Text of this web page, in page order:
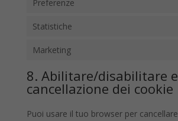
Preferenze
Statistiche
Marketing
8. Abilitare/disabilitare e
cancellazione dei cookie
Puoi usare il tuo browser per cancellare